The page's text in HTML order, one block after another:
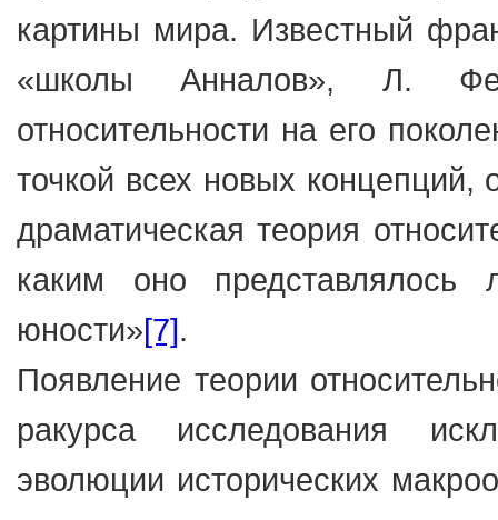
картины мира. Известный
«школы Анналов», Л.
относительности на его
точкой всех новых
драматическая теория
каким оно
юности»[7].
Появление теории
ракурса исследования
эволюции исторических